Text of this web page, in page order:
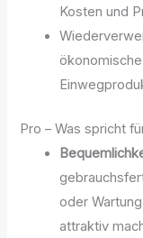
Kosten und
Pro – Was spricht
oder
attraktiv